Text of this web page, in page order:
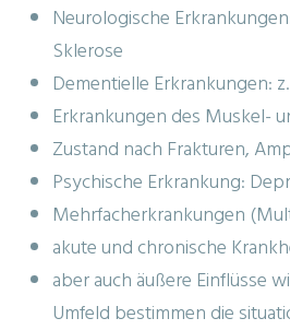
Neurologische
Sklerose
Dementielle Erkrankungen:
Erkrankungen des Muskel-
Zustand nach Frakturen,
Psychische Erkrankung:
Mehrfacherkrankungen
akute und chronische
aber auch äußere Einflüsse
Umfeld bestimmen die